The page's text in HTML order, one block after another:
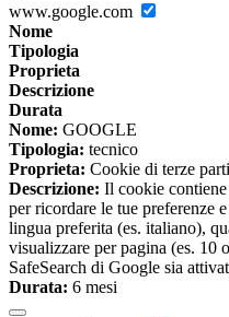
www.google.com
Nome
Tipologia
Proprieta
Descrizione
Durata
Nome: GOOGLE
Tipologia: tecnico
Proprieta: Cookie di terze parti
Descrizione: Il cookie
per ricordare le tue preferenze
lingua preferita (es. italiano),
visualizzare per pagina (es. 10
SafeSearch di Google sia
Durata: 6 mesi